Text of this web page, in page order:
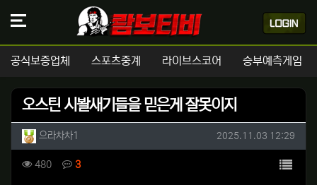
공식보증업체 스포츠중계 라이브스코어 승부예측게임
오스틴 시봘새기들을 믿은게 잘못이지
작성자 정보
으라차차1 작성일
2025.11.03 12:29
컨텐츠 정보
480조회 3댓글 목록